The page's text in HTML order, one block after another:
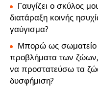
Γαυγίζει ο σκύλος
διατάραξη κοινής
γαύγισμα?
Μπορώ ως σωματείο
προβλήματα των ζώων,
να προστατεύσω τα
δυσφήμιση?